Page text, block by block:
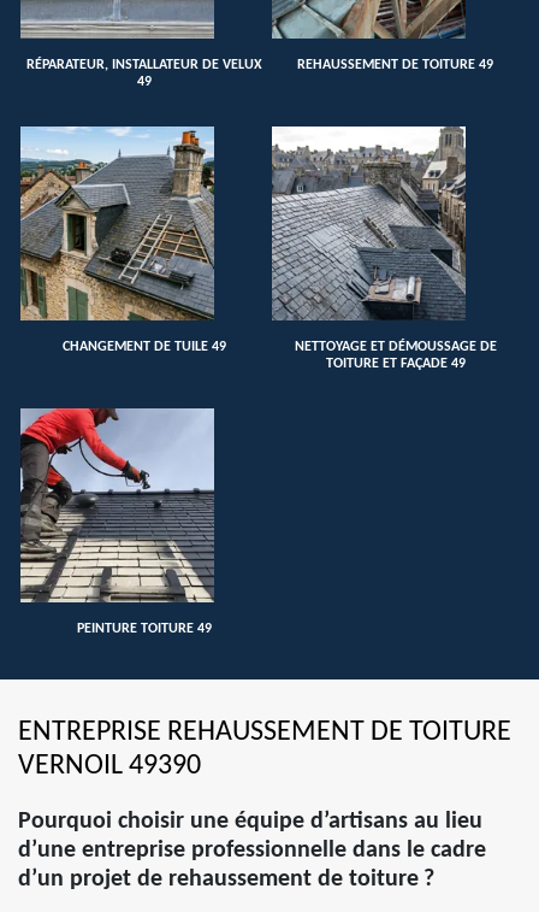
RÉPARATEUR, INSTALLATEUR DE VELUX
49
REHAUSSEMENT DE TOITURE 49
CHANGEMENT DE TUILE 49
NETTOYAGE ET DÉMOUSSAGE DE
TOITURE ET FAÇADE 49
PEINTURE TOITURE 49
ENTREPRISE REHAUSSEMENT DE TOITURE
VERNOIL 49390
Pourquoi choisir une équipe d’artisans au lieu
d’une entreprise professionnelle dans le cadre
d’un projet de rehaussement de toiture ?